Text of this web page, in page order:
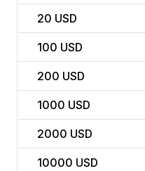
20 USD
100 USD
200 USD
1000 USD
2000 USD
10000 USD